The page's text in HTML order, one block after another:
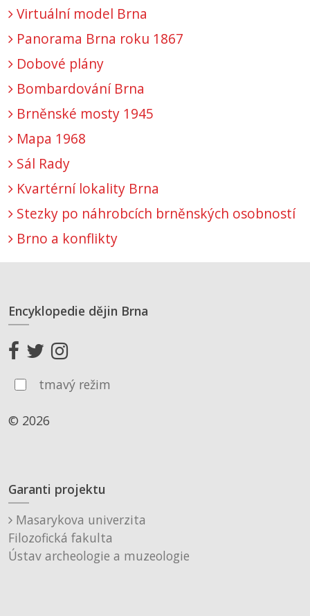
Virtuální model Brna
Panorama Brna roku 1867
Dobové plány
Bombardování Brna
Brněnské mosty 1945
Mapa 1968
Sál Rady
Kvartérní lokality Brna
Stezky po náhrobcích brněnských osobností
Brno a konflikty
Encyklopedie dějin Brna
tmavý režim
© 2026
Garanti projektu
Masarykova univerzita
Filozofická fakulta
Ústav archeologie a muzeologie